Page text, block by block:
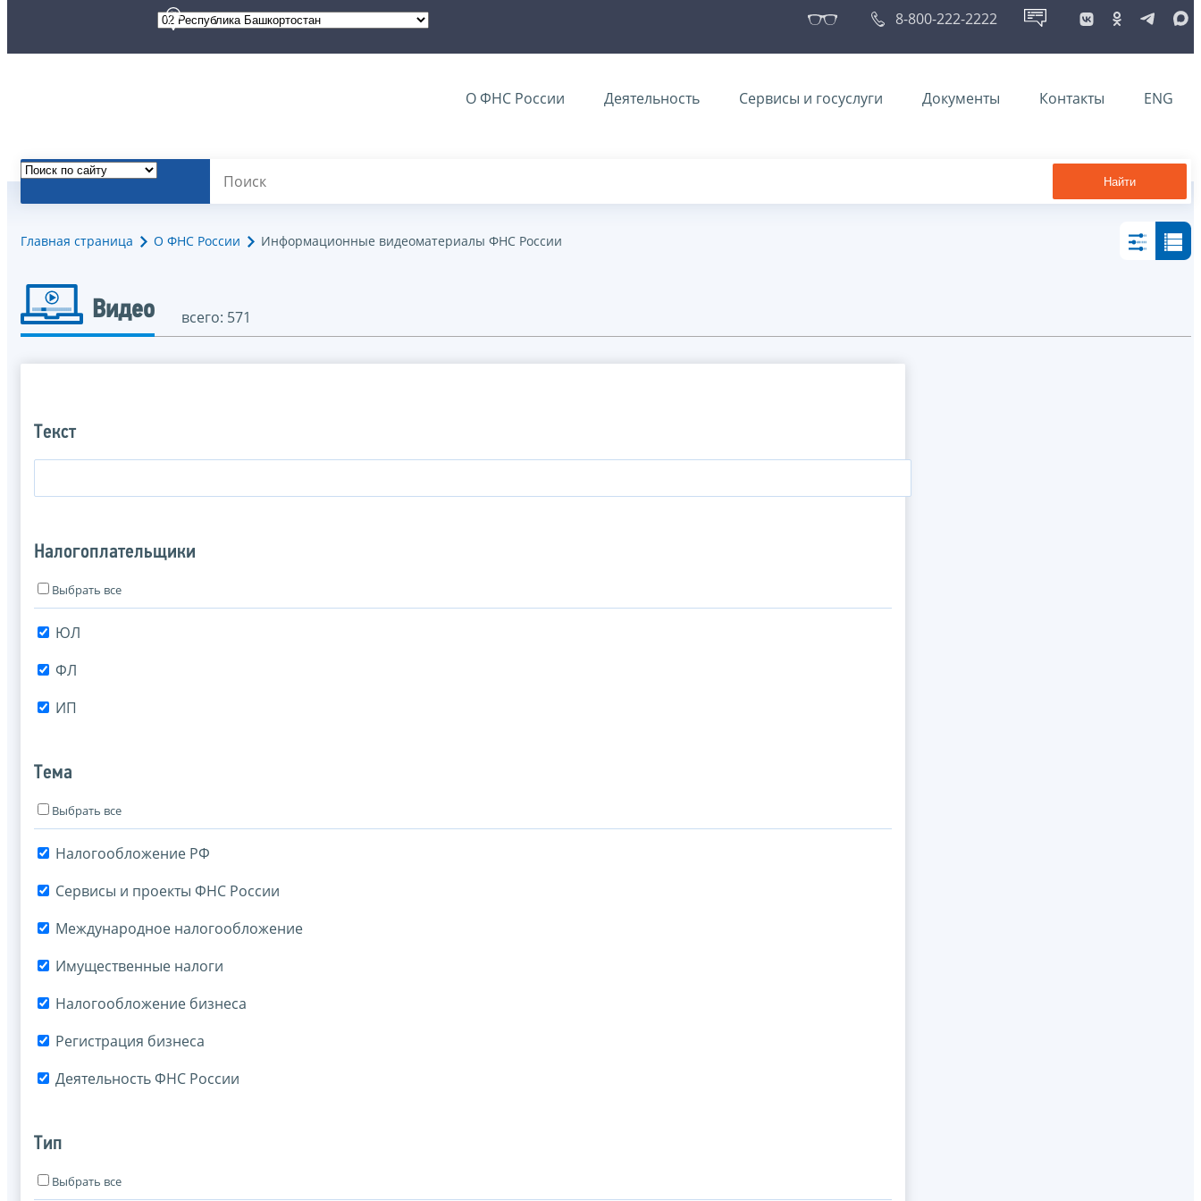
8-800-222-2222
О ФНС России Деятельность Сервисы и госуслуги Документы Контакты ENG
Найти
Главная страница О ФНС России Информационные видеоматериалы ФНС России
Видео всего: 571
Текст
Налогоплательщики
Выбрать все
ЮЛ
ФЛ
ИП
Тема
Выбрать все
Налогообложение РФ
Сервисы и проекты ФНС России
Международное налогообложение
Имущественные налоги
Налогообложение бизнеса
Регистрация бизнеса
Деятельность ФНС России
Тип
Выбрать все